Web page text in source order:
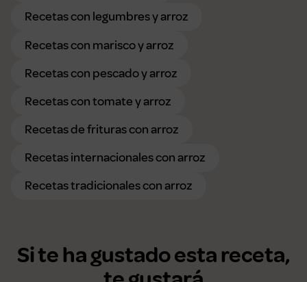
Recetas con legumbres y arroz
Recetas con marisco y arroz
Recetas con pescado y arroz
Recetas con tomate y arroz
Recetas de frituras con arroz
Recetas internacionales con arroz
Recetas tradicionales con arroz
Si te ha gustado esta receta,